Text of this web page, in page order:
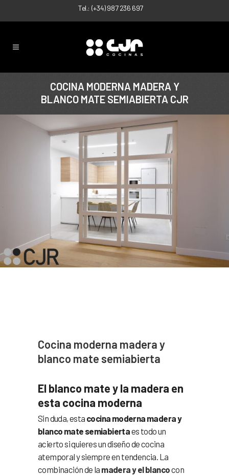
Tel.: (+34) 987 236 697
COCINA MODERNA MADERA Y
BLANCO MATE SEMIABIERTA CJR
Cocina moderna madera y
blanco mate semiabierta
El blanco mate y la madera en
esta cocina moderna
Sin duda, esta cocina moderna madera y
blanco mate semiabiertaes todo un
acierto si quieres un diseño de cocina
atemporal y siempre en tendencia. La
combinación de la madera y el blancocon